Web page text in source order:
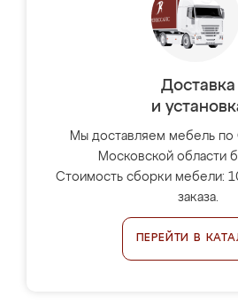
Доставка
и
Мы доставляем мебель по
Московской области
Стоимость сборки мебели:
заказа.
ПЕРЕЙТИ В